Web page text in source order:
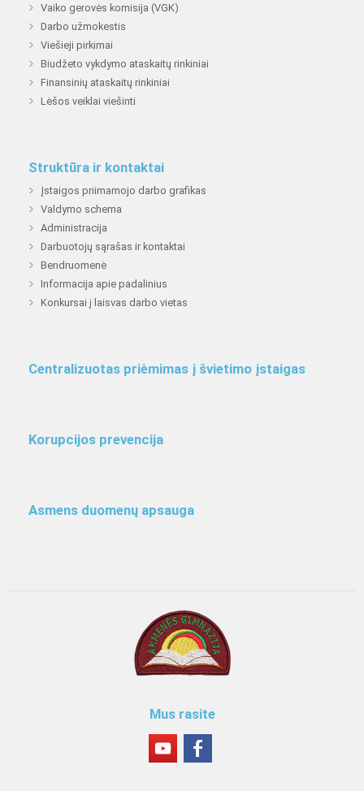
Vaiko gerovės komisija (VGK)
Darbo užmokestis
Viešieji pirkimai
Biudžeto vykdymo ataskaitų rinkiniai
Finansinių ataskaitų rinkiniai
Lėšos veiklai viešinti
Struktūra ir kontaktai
Įstaigos priimamojo darbo grafikas
Valdymo schema
Administracija
Darbuotojų sąrašas ir kontaktai
Bendruomenė
Informacija apie padalinius
Konkursai į laisvas darbo vietas
Centralizuotas priėmimas į švietimo įstaigas
Korupcijos prevencija
Asmens duomenų apsauga
Mus rasite